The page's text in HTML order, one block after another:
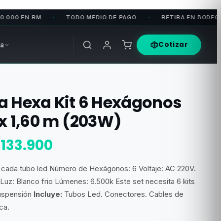
RM • TODO MEDIO DE PAGO • RETIRA EN BODEGA
Cotizar
Hexa Kit 6 Hexágonos
1,60 m (203W)
133.900
precio
actual
es:
tubo led Número de Hexágonos: 6 Voltaje: AC 220V.
Blanco frio Lúmenes: 6.500k Este set necesita 6 kits
Incluye: Tubos Led. Conectores. Cables de